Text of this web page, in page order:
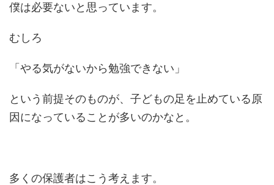
僕は必要ないと思っています。
むしろ
「やる気がないから勉強できない」
という前提そのものが、子どもの足を止めている原
因になっていることが多いのかなと。
多くの保護者はこう考えます。